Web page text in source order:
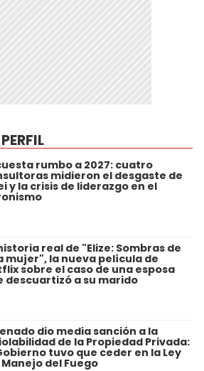
rumbo a 2027: cuatro
midieron el desgaste de
y la crisis de liderazgo en el
real de "Elize: Sombras de
mujer", la nueva película de
sobre el caso de una esposa
descuartizó a su marido
dio media sanción a la
de la Propiedad Privada:
tuvo que ceder en la Ley
del Fuego